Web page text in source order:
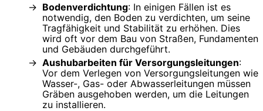
Bodenverdichtung: In einigen Fällen ist es
notwendig, den Boden zu verdichten, um seine
Tragfähigkeit und Stabilität zu erhöhen. Dies
wird oft vor dem Bau von Straßen, Fundamenten
und Gebäuden durchgeführt.
Aushubarbeiten für Versorgungsleitungen:
Vor dem Verlegen von Versorgungsleitungen wie
Wasser-, Gas- oder Abwasserleitungen müssen
Gräben ausgehoben werden, um die Leitungen
zu installieren.